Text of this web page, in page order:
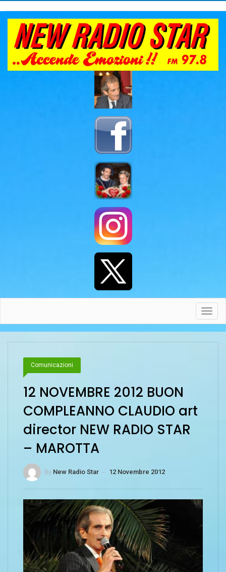
Comunicazioni
12 NOVEMBRE 2012 BUON
COMPLEANNO CLAUDIO art
director NEW RADIO STAR
– MAROTTA
By New Radio Star -- 12 Novembre 2012